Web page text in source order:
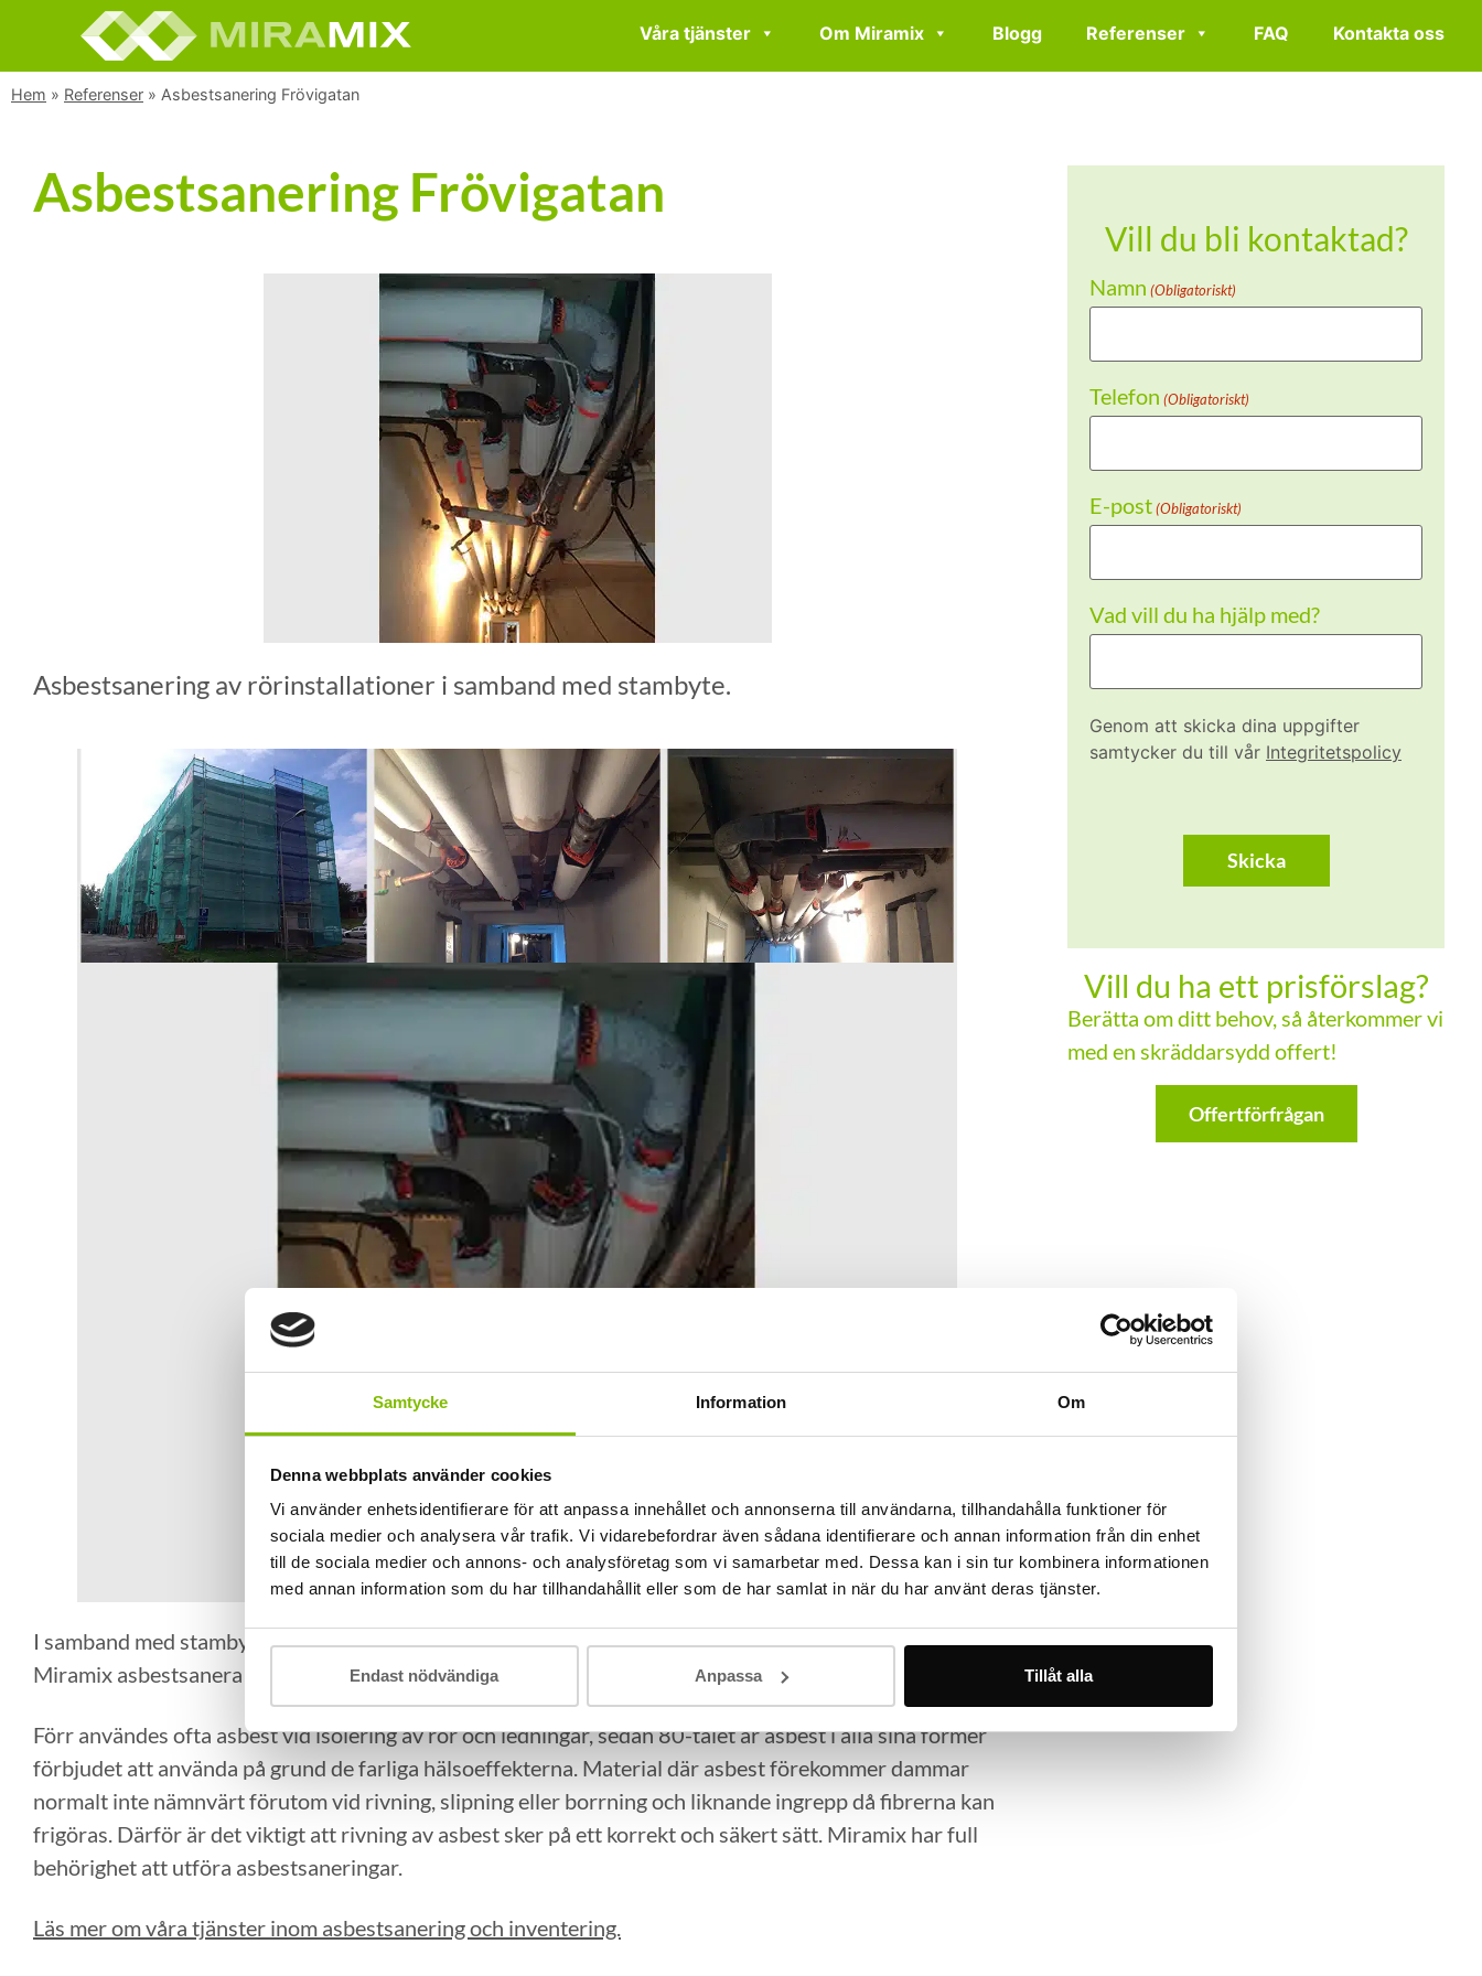
Samtycke Information Om
Denna webbplats använder cookies
Vi använder enhetsidentifierare för att anpassa innehållet och annonserna till användarna, tillhandahålla funktioner för
sociala medier och analysera vår trafik. Vi vidarebefordrar även sådana identifierare och annan information från din enhet
till de sociala medier och annons- och analysföretag som vi samarbetar med. Dessa kan i sin tur kombinera informationen
med annan information som du har tillhandahållit eller som de har samlat in när du har använt deras tjänster.
Endast nödvändiga Anpassa Tillåt alla
Våra tjänster Om Miramix Blogg Referenser FAQ Kontakta oss
Hem » Referenser » Asbestsanering Frövigatan
Asbestsanering Frövigatan
Asbestsanering av rörinstallationer i samband med stambyte.
I samband med stambyte i fastigheten upptäckte man asbest. På beställning av byggföretaget fick
Miramix asbestsanera rörinstallationerna i hela källaren.
Förr användes ofta asbest vid isolering av rör och ledningar, sedan 80-talet är asbest i alla sina former
förbjudet att använda på grund de farliga hälsoeffekterna. Material där asbest förekommer dammar
normalt inte nämnvärt förutom vid rivning, slipning eller borrning och liknande ingrepp då fibrerna kan
frigöras. Därför är det viktigt att rivning av asbest sker på ett korrekt och säkert sätt. Miramix har full
behörighet att utföra asbestsaneringar.
Läs mer om våra tjänster inom asbestsanering och inventering.
Vill du bli kontaktad?
Namn (Obligatoriskt)
Telefon (Obligatoriskt)
E-post (Obligatoriskt)
Vad vill du ha hjälp med?
Genom att skicka dina uppgifter
samtycker du till vår Integritetspolicy
Vill du ha ett prisförslag?
Berätta om ditt behov, så återkommer vi
med en skräddarsydd offert!
Offertförfrågan